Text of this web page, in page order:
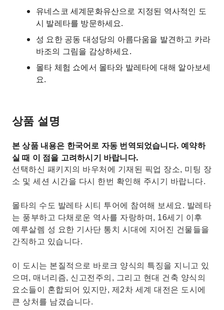
유네스코 세계문화유산으로 지정된 역사적인 도
시 발레타를 방문하세요.
성 요한 공동 대성당의 아름다움을 발견하고 카라
바조의 그림을 감상하세요.
몰타 체험 쇼에서 몰타와 발레타에 대해 알아보세
요.
상품 설명
본 상품 내용은 한국어로 자동 번역되었습니다. 예약하
실 때 이 점을 고려하시기 바랍니다.
선택하신 패키지의 바우처에 기재된 픽업 장소, 미팅 장
소 및 세션 시간을 다시 한번 확인해 주시기 바랍니다.
몰타의 수도 발레타 시티 투어에 참여해 보세요. 발레타
는 풍부하고 다채로운 역사를 자랑하며, 16세기 이후
예루살렘 성 요한 기사단 통치 시대에 지어진 건물들을
간직하고 있습니다.
이 도시는 본질적으로 바로크 양식의 특징을 지니고 있
으며, 매너리즘, 신고전주의, 그리고 현대 건축 양식의
요소들이 혼합되어 있지만, 제2차 세계 대전은 도시에
큰 상처를 남겼습니다.